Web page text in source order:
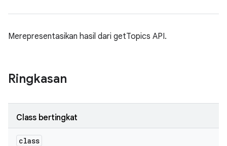
Merepresentasikan hasil dari getTopics API.
Ringkasan
Class bertingkat
class